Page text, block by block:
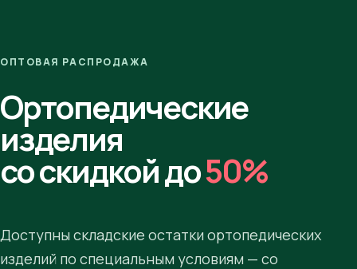
ОПТОВАЯ РАСПРОДАЖА
Ортопедические
изделия
со скидкой до50%
Доступны складские остатки ортопедических
изделий по специальным условиям — со